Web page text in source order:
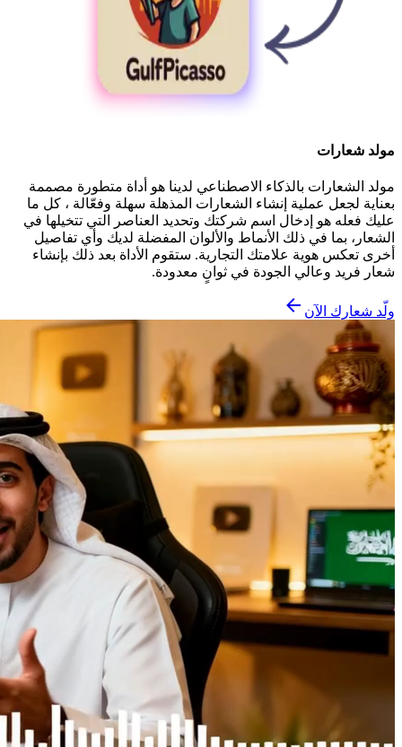
مولد شعارات
مولد الشعارات بالذكاء الاصطناعي لدينا هو أداة متطورة مصممة
بعناية لجعل عملية إنشاء الشعارات المذهلة سهلة وفعّالة ، كل ما
عليك فعله هو إدخال اسم شركتك وتحديد العناصر التي تتخيلها في
الشعار، بما في ذلك الأنماط والألوان المفضلة لديك وأي تفاصيل
أخرى تعكس هوية علامتك التجارية. ستقوم الأداة بعد ذلك بإنشاء
شعار فريد وعالي الجودة في ثوانٍ معدودة.
ولّد شعارك الآن